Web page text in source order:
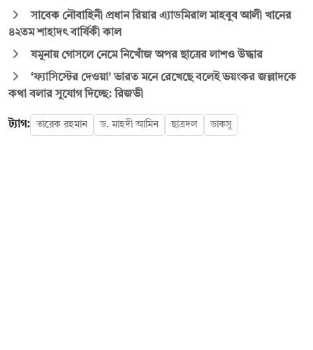
সাবেক নৌবাহিনী প্রধান রিয়ার এ্যাডমিরাল মাহবুব আলী খানের
৪২তম শাহাদৎ বার্ষিকী কাল
যমুনায় গোসলে নেমে নিখোঁজ অপর ছাত্রের লাশও উদ্ধার
‘ফ্যাসিস্টের দেওয়া’ ভারত মনে রেখেছে বলেই ভয়ংকর জল্লাদকে
কথা বলার সুযোগ দিচ্ছে: রিজভী
ট্যাগ: তারেক রহমান ড. মাহদী আমিন ছাত্রদল ডাকসু